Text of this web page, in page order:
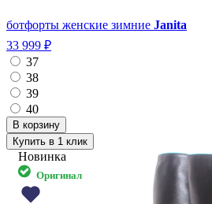
ботфорты женские зимние Janita
33 999 ₽
37
38
39
40
Купить в 1 клик
Новинка
Оригинал